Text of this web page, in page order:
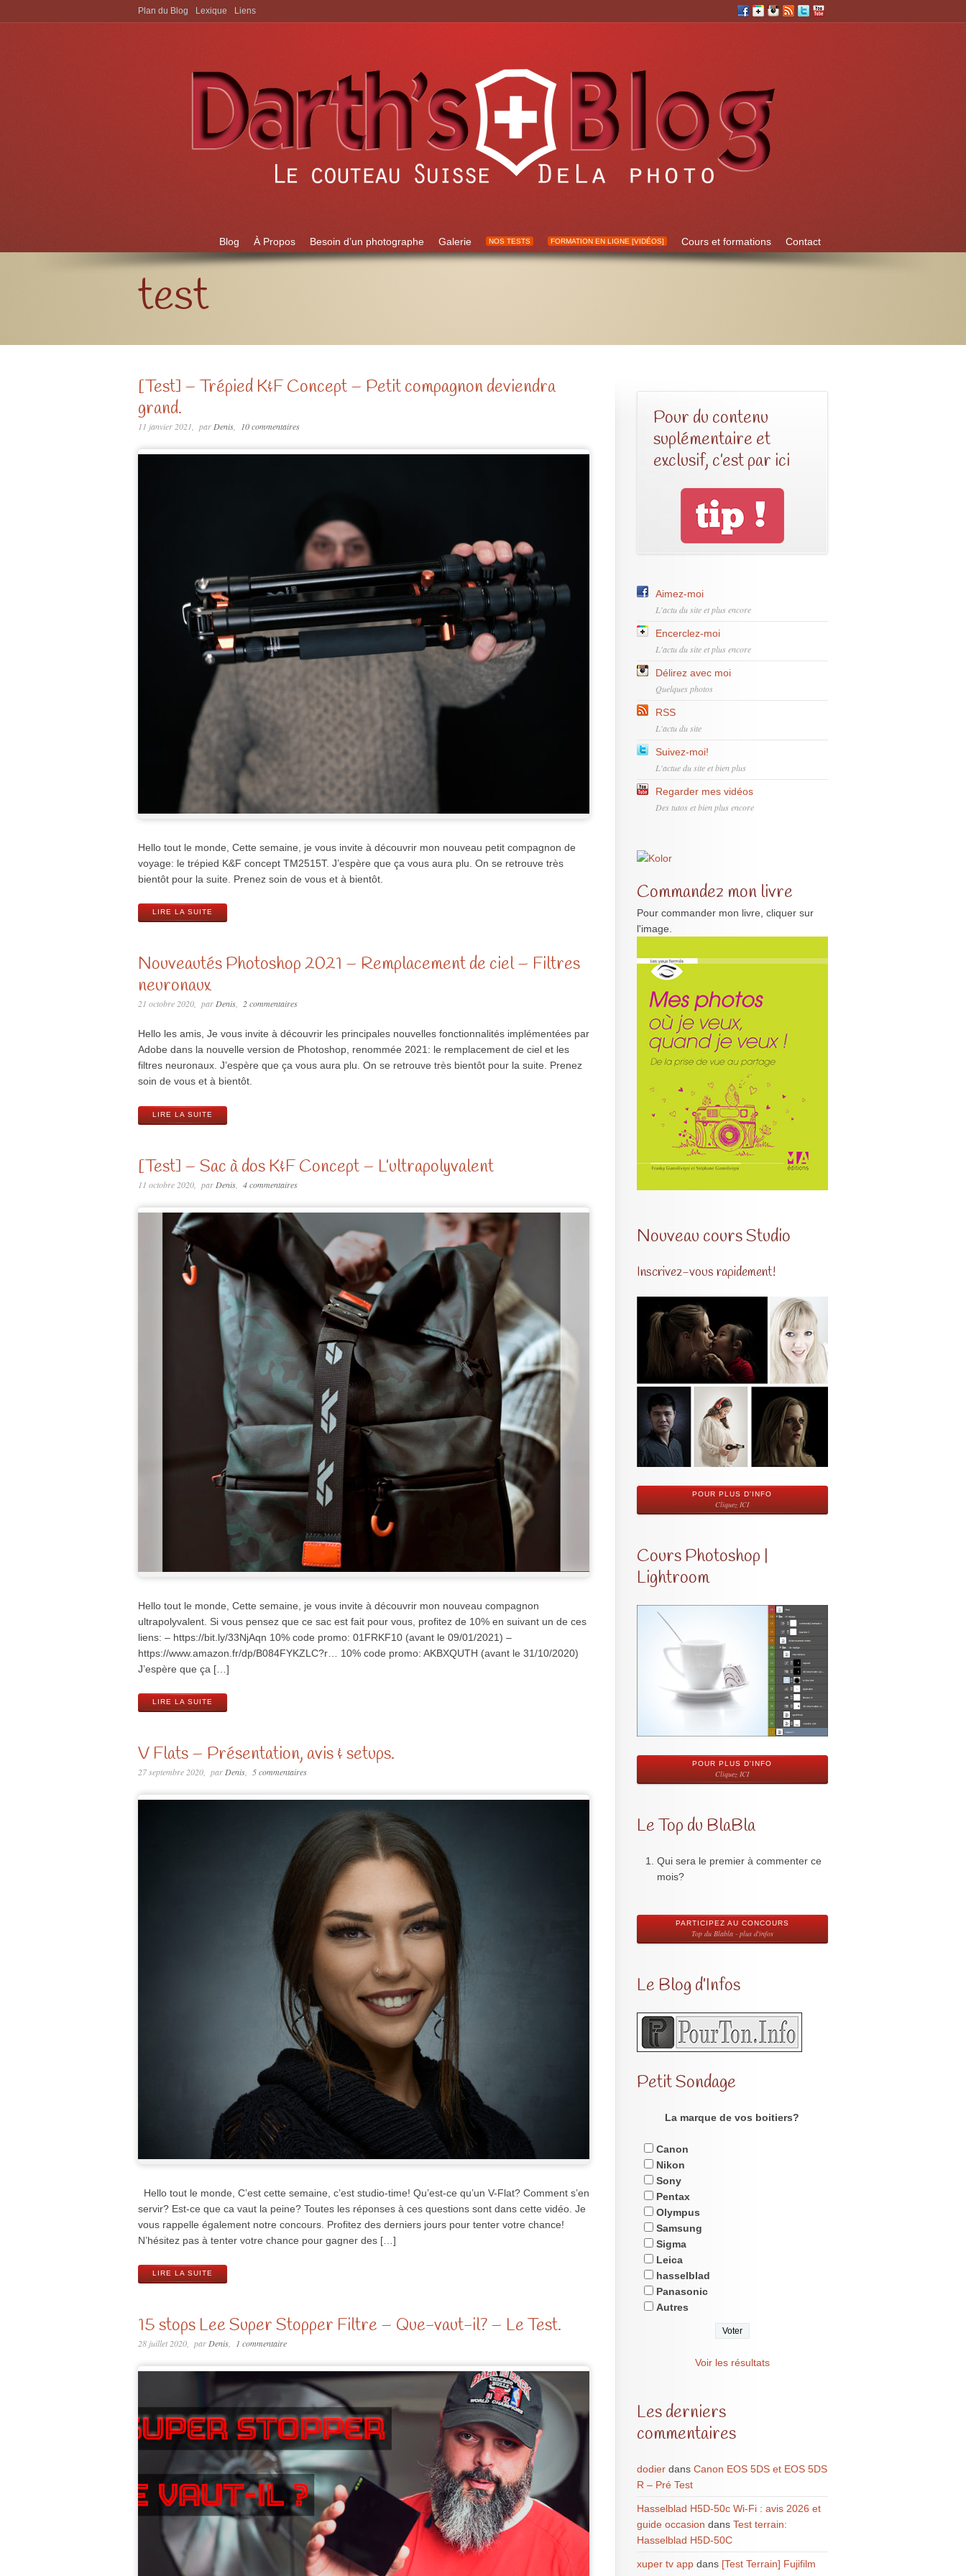
Aller à:
Blog À Propos Besoin d’un photographe Galerie NOS TESTS FORMATION EN LIGNE [VIDÉOS] Cours et formations Contact
Plan du Blog Lexique Liens
test
[Test] – Trépied K&F Concept – Petit compagnon deviendra
grand.
11 janvier 2021 par Denis 10 commentaires
Hello tout le monde, Cette semaine, je vous invite à découvrir mon nouveau petit compagnon de
voyage: le trépied K&F concept TM2515T. J’espère que ça vous aura plu. On se retrouve très
bientôt pour la suite. Prenez soin de vous et à bientôt.
LIRE LA SUITE
Nouveautés Photoshop 2021 – Remplacement de ciel – Filtres
neuronaux
21 octobre 2020 parDenis 2 commentaires
Hello les amis, Je vous invite à découvrir les principales nouvelles fonctionnalités implémentées par
Adobe dans la nouvelle version de Photoshop, renommée 2021: le remplacement de ciel et les
filtres neuronaux. J’espère que ça vous aura plu. On se retrouve très bientôt pour la suite. Prenez
soin de vous et à bientôt.
LIRE LA SUITE
[Test] – Sac à dos K&F Concept – L’ultrapolyvalent
11 octobre 2020 par Denis 4 commentaires
Hello tout le monde, Cette semaine, je vous invite à découvrir mon nouveau compagnon
ultrapolyvalent. Si vous pensez que ce sac est fait pour vous, profitez de 10% en suivant un de ces
liens: – https://bit.ly/33NjAqn 10% code promo: 01FRKF10 (avant le 09/01/2021) –
https://www.amazon.fr/dp/B084FYKZLC?r… 10% code promo: AKBXQUTH (avant le 31/10/2020)
J’espère que ça […]
LIRE LA SUITE
V Flats – Présentation, avis & setups.
27 septembre 2020 par Denis 5 commentaires
Hello tout le monde, C’est cette semaine, c’est studio-time! Qu’est-ce qu’un V-Flat? Comment s’en
servir? Est-ce que ca vaut la peine? Toutes les réponses à ces questions sont dans cette vidéo. Je
vous rappelle également notre concours. Profitez des derniers jours pour tenter votre chance!
N’hésitez pas à tenter votre chance pour gagner des […]
LIRE LA SUITE
15 stops Lee Super Stopper Filtre – Que-vaut-il? – Le Test.
28 juillet 2020 par Denis 1 commentaire
Pour du contenu
suplémentaire et
exclusif, c’est par ici
Aimez-moi
L'actu du site et plus encore
Encerclez-moi
L'actu du site et plus encore
Délirez avec moi
Quelques photos
RSS
L'actu du site
Suivez-moi!
L'actue du site et bien plus
Regarder mes vidéos
Des tutos et bien plus encore
Commandez mon livre
Pour commander mon livre, cliquer sur
l'image.
Nouveau cours Studio
Inscrivez-vous rapidement!
POUR PLUS D'INFO
Cliquez ICI
Cours Photoshop |
Lightroom
POUR PLUS D'INFO
Cliquez ICI
Le Top du BlaBla
Qui sera le premier à commenter ce
mois?
PARTICIPEZ AU CONCOURS
Top du Blabla - plus d'infos
Le Blog d’Infos
Petit Sondage
La marque de vos boitiers?
Canon
Nikon
Sony
Pentax
Olympus
Samsung
Sigma
Leica
hasselblad
Panasonic
Autres
Voir les résultats
Les derniers
commentaires
dodierdans Canon EOS 5DS et EOS 5DS
R – Pré Test
Hasselblad H5D-50c Wi-Fi : avis 2026 et
guide occasion dans Test terrain:
Hasselblad H5D-50C
xuper tv appdans [Test Terrain] Fujifilm